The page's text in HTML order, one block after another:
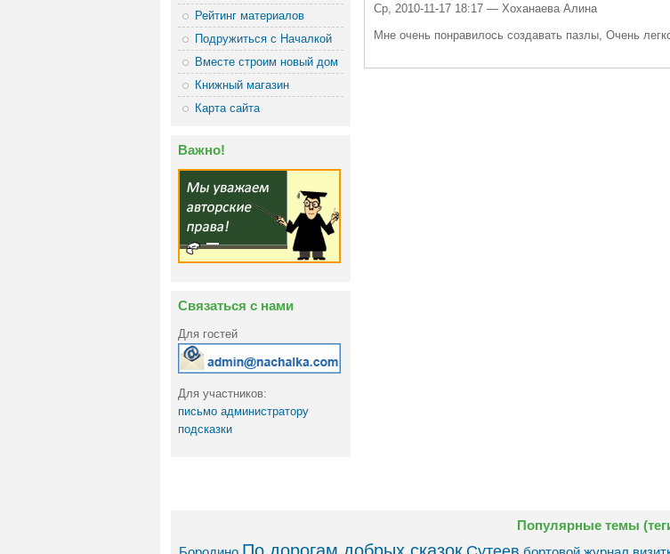
Рейтинг материалов
Подружиться с Началкой
Вместе строим новый дом
Книжный магазин
Карта сайта
Важно!
Связаться с нами
Для гостей
Для участников:
письмо администратору
подсказки
Ср, 2010-11-17 18:17 — Хоханаева Алина
Мне очень понравилось создавать пазлы, Очень
Популярные темы